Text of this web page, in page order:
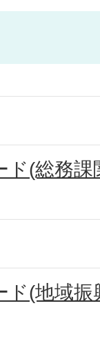
ド(総務課
ド(地域振